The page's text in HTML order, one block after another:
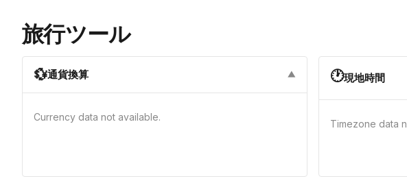
旅行ツール
💱通貨換算 ▼
Currency data not available.
🕐現地時間
Timezone data